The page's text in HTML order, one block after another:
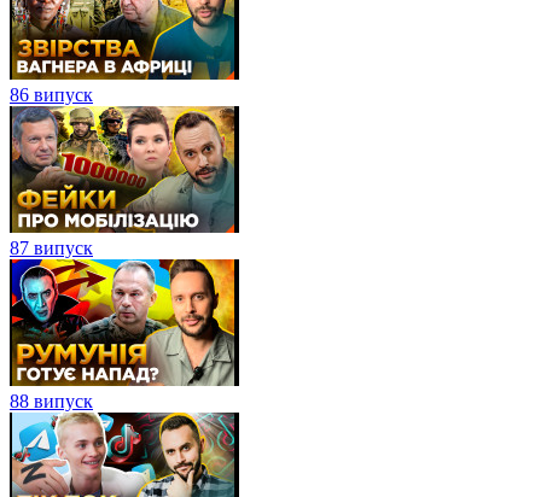
86 випуск
87 випуск
88 випуск